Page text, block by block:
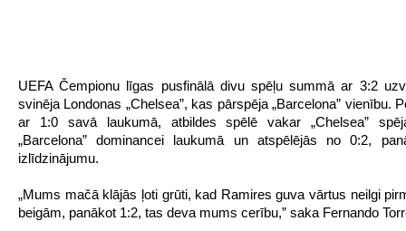
UEFA Čempionu līgas pusfinālā divu spēļu summā ar 3:2
svinēja Londonas „Chelsea”, kas pārspēja „Barcelona” vienību.
ar 1:0 savā laukumā, atbildes spēlē vakar „Chelsea”
„Barcelona” dominancei laukumā un atspēlējās no 0:2,
izlīdzinājumu.
„Mums mačā klājās ļoti grūti, kad Ramires guva vārtus neilgi
beigām, panākot 1:2, tas deva mums cerību,” saka Fernando